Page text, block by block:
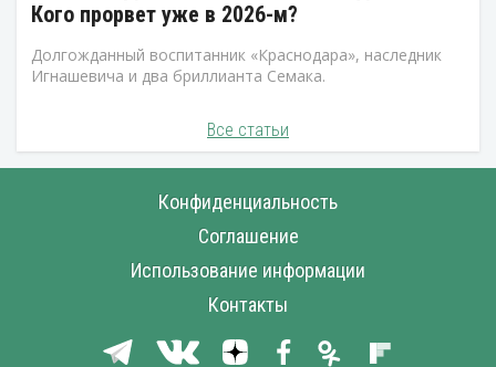
Кого прорвет уже в 2026-м?
Долгожданный воспитанник «Краснодара», наследник
Игнашевича и два бриллианта Семака.
Все статьи
Конфиденциальность
Соглашение
Использование информации
Контакты